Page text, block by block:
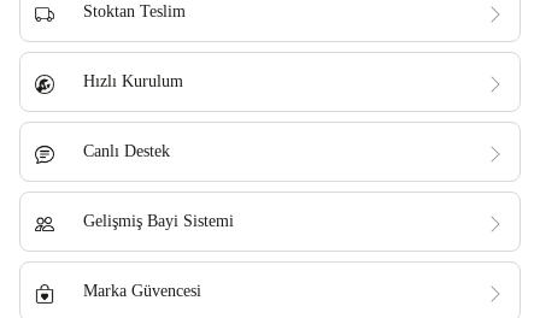
Stoktan Teslim
Hızlı Kurulum
Canlı Destek
Gelişmiş Bayi Sistemi
Marka Güvencesi